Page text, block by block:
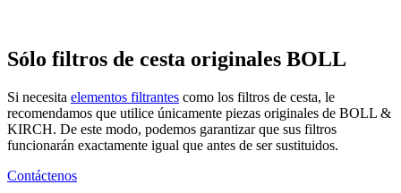
Sólo filtros de cesta originales BOLL
Si necesita elementos filtrantes como los filtros de cesta, le
recomendamos que utilice únicamente piezas originales de BOLL &
KIRCH. De este modo, podemos garantizar que sus filtros
funcionarán exactamente igual que antes de ser sustituidos.
Contáctenos